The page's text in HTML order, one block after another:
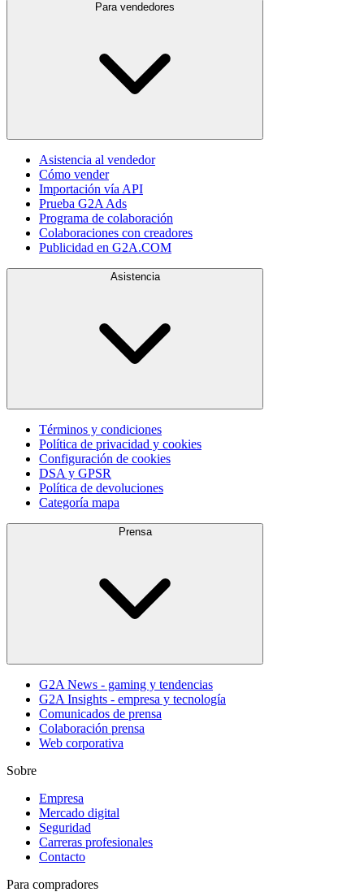
Para vendedores
Asistencia al vendedor
Cómo vender
Importación vía API
Prueba G2A Ads
Programa de colaboración
Colaboraciones con creadores
Publicidad en G2A.COM
Asistencia
Términos y condiciones
Política de privacidad y cookies
Configuración de cookies
DSA y GPSR
Política de devoluciones
Categoría mapa
Prensa
G2A News - gaming y tendencias
G2A Insights - empresa y tecnología
Comunicados de prensa
Colaboración prensa
Web corporativa
Sobre
Empresa
Mercado digital
Seguridad
Carreras profesionales
Contacto
Para compradores